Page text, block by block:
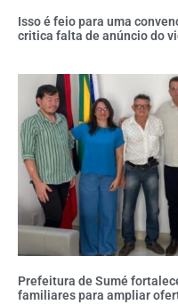
Isso é feio para uma
critica falta de anúncio do
Prefeitura de Sumé
familiares para ampliar